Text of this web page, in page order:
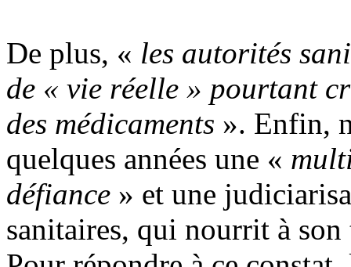
De plus, « les autorités
de « vie réelle » pourtant
des médicaments ». Enfin,
quelques années une «
défiance » et une
sanitaires, qui nourrit à